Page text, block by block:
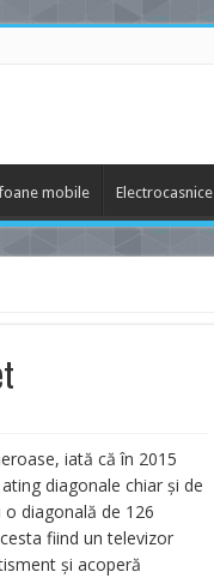
mobile Electrocasnice
iată că în 2015
diagonale chiar și de
diagonală de 126
fiind un televizor
și acoperă